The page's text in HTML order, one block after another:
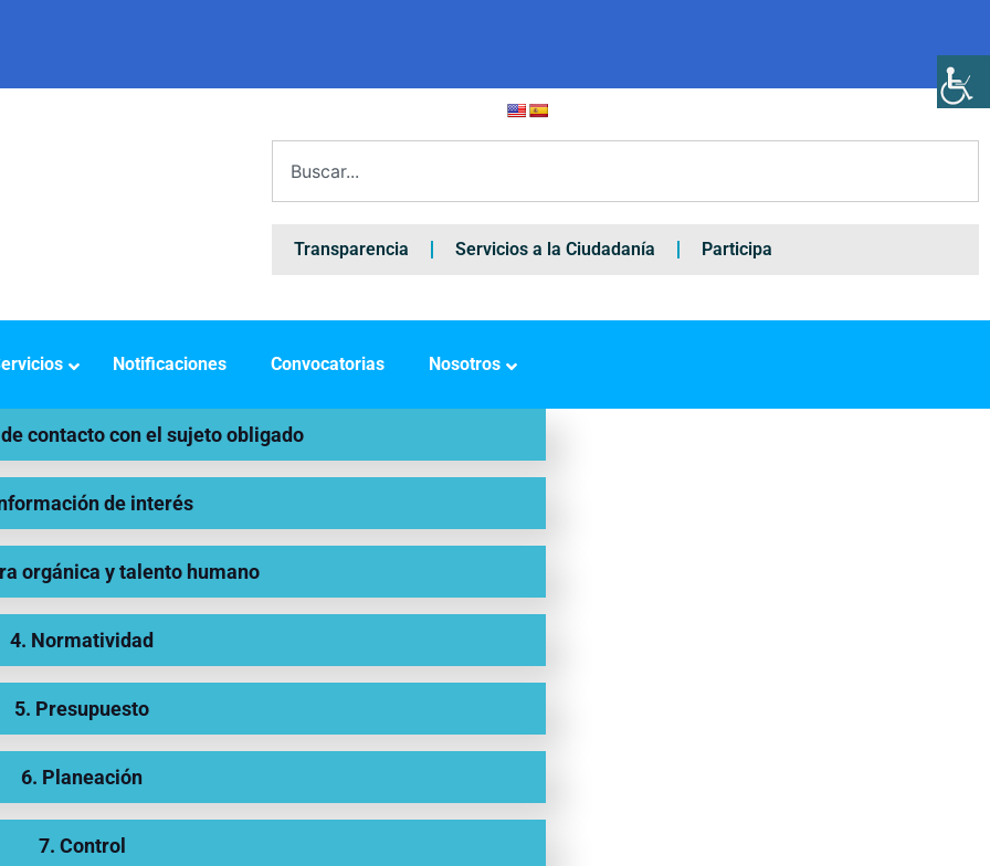
Transparencia Servicios a la Ciudadanía Participa
Notificaciones Convocatorias Nosotros
contacto con el sujeto obligado
de interés
orgánica y talento humano
4. Normatividad
5. Presupuesto
6. Planeación
7. Control